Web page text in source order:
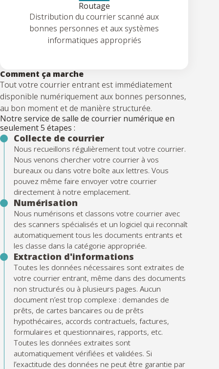
Routage
Distribution du courrier scanné aux
bonnes personnes et aux systèmes
informatiques appropriés
Comment ça marche
Tout votre courrier entrant est immédiatement
disponible numériquement aux bonnes personnes,
au bon moment et de manière structurée.
Notre service de salle de courrier numérique en
seulement 5 étapes :
Collecte de courrier
Nous recueillons régulièrement tout votre courrier.
Nous venons chercher votre courrier à vos
bureaux ou dans votre boîte aux lettres. Vous
pouvez même faire envoyer votre courrier
directement à notre emplacement.
Numérisation
Nous numérisons et classons votre courrier avec
des scanners spécialisés et un logiciel qui reconnaît
automatiquement tous les documents entrants et
les classe dans la catégorie appropriée.
Extraction d'informations
Toutes les données nécessaires sont extraites de
votre courrier entrant, même dans des documents
non structurés ou à plusieurs pages. Aucun
document n’est trop complexe : demandes de
prêts, de cartes bancaires ou de prêts
hypothécaires, accords contractuels, factures,
formulaires et questionnaires, rapports, etc.
Toutes les données extraites sont
automatiquement vérifiées et validées. Si
l’exactitude des données ne peut être garantie par